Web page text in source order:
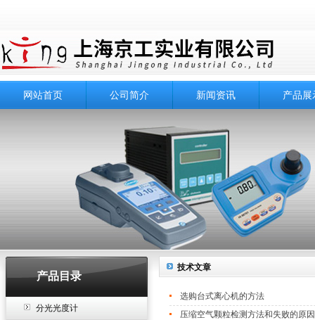
网站首页 公司简介 新闻资讯 产品展
产品目录
分光光度计
技术文章
选购台式离心机的方法
压缩空气颗粒检测方法和失败的原因